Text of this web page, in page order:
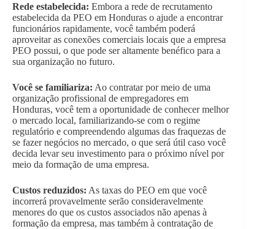
Rede estabelecida: Embora a rede de recrutamento
estabelecida da PEO em Honduras o ajude a encontrar
funcionários rapidamente, você também poderá
aproveitar as conexões comerciais locais que a empresa
PEO possui, o que pode ser altamente benéfico para a
sua organização no futuro.
Você se familiariza: Ao contratar por meio de uma
organização profissional de empregadores em
Honduras, você tem a oportunidade de conhecer melhor
o mercado local, familiarizando-se com o regime
regulatório e compreendendo algumas das fraquezas de
se fazer negócios no mercado, o que será útil caso você
decida levar seu investimento para o próximo nível por
meio da formação de uma empresa.
Custos reduzidos: As taxas do PEO em que você
incorrerá provavelmente serão consideravelmente
menores do que os custos associados não apenas à
formação da empresa, mas também à contratação de